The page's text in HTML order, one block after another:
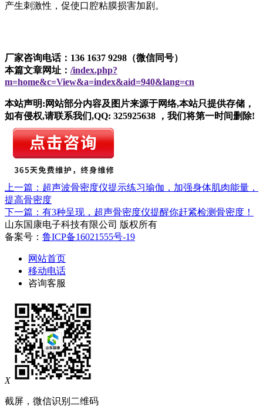
产生刺激性，促使口腔粘膜损害加剧。
厂家咨询电话：136 1637 9298（微信同号）
本篇文章网址： /index.php?
m=home&c=View&a=index&aid=940&lang=cn
本站声明:网站部分内容及图片来源于网络,本站只提供存储，
如有侵权,请联系我们,QQ: 325925638 ，我们将第一时间删除!
上一篇：超声波骨密度仪提示练习瑜伽，加强身体肌肉能量，
提高骨密度
下一篇：有3种呈现，超声骨密度仪提醒你赶紧检测骨密度！
山东国康电子科技有限公司 版权所有
备案号： 鲁ICP备16021555号-19
网站首页
移动电话
咨询客服
X
截屏，微信识别二维码